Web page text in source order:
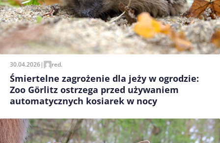
30.04.2026| red.
Śmiertelne zagrożenie dla jeży w ogrodzie:
Zoo Görlitz ostrzega przed używaniem
automatycznych kosiarek w nocy